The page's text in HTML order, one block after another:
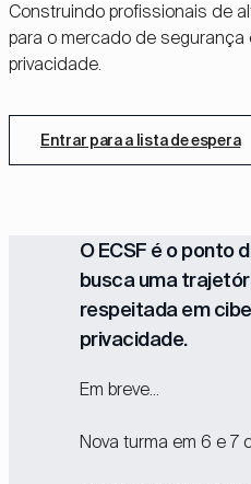
Construindo profissionais de
para o mercado de segurança
privacidade.
Entrar para a lista de espera
O ECSF é o ponto
busca uma
respeitada em
privacidade.
Em breve...
Nova turma em 6 e 7